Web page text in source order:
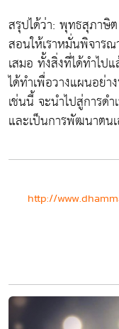
สรุปได้ว่า: พุทธสุภาษิ
สอนให้เราหมั่นพิจาร
เสมอ ทั้งสิ่งที่ได้ทำไป
ได้ทำเพื่อวางแผนอย่
เช่นนี้ จะนำไปสู่การ
และเป็นการพัฒนาตน
http://